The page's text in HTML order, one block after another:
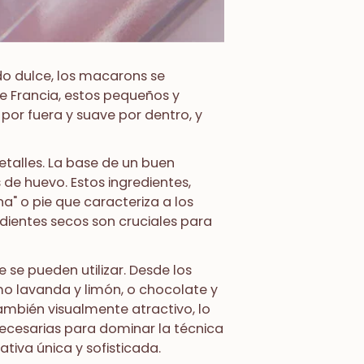
dulce, los macarons se
Francia, estos pequeños y
fuera y suave por dentro, y
La base de un buen
huevo. Estos ingredientes,
o pie que caracteriza a los
secos son cruciales para
pueden utilizar. Desde los
lavanda y limón, o chocolate y
visualmente atractivo, lo
para dominar la técnica
única y sofisticada.